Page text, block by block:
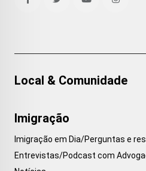
Local & Comunidade
Imigração
Imigração em Dia/Perguntas e
Entrevistas/Podcast com